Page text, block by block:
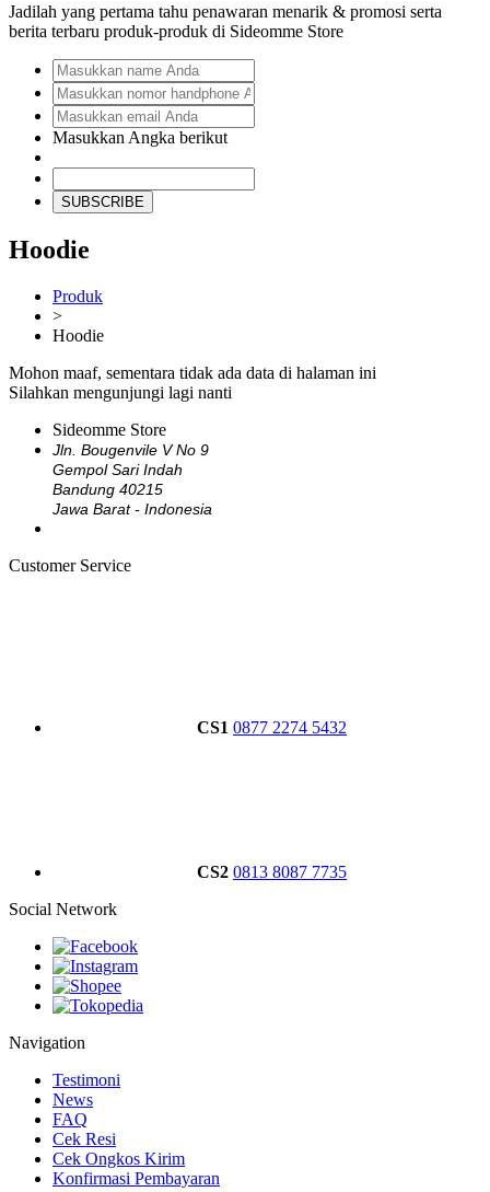
Jadilah yang pertama tahu penawaran menarik & promosi serta
berita terbaru produk-produk di Sideomme Store
Masukkan Angka berikut
SUBSCRIBE
Hoodie
Produk
>
Hoodie
Mohon maaf, sementara tidak ada data di halaman ini
Silahkan mengunjungi lagi nanti
Sideomme Store
Jln. Bougenvile V No 9
Gempol Sari Indah
Bandung 40215
Jawa Barat - Indonesia
Customer Service
CS1 0877 2274 5432
CS2 0813 8087 7735
Social Network
Navigation
Testimoni
News
FAQ
Cek Resi
Cek Ongkos Kirim
Konfirmasi Pembayaran